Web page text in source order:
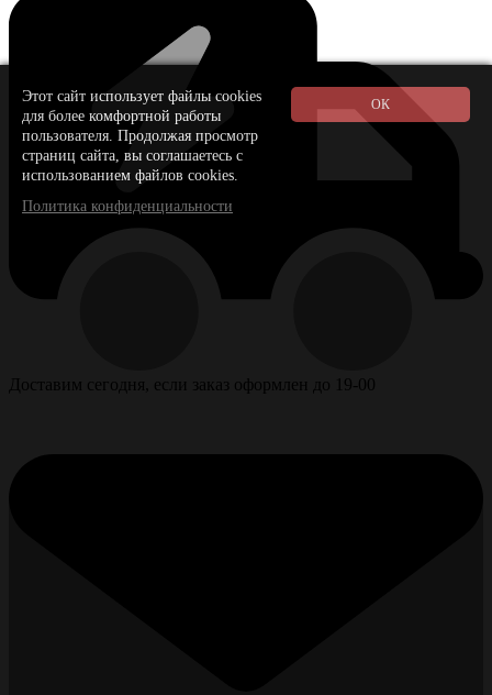
Доставим сегодня, если заказ оформлен до 19-00
Этот сайт использует файлы cookies
для более комфортной работы
пользователя. Продолжая просмотр
страниц сайта, вы соглашаетесь с
использованием файлов cookies.
Политика конфиденциальности